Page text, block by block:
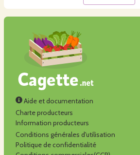
Aide et documentation
Charte producteurs
Information producteurs
Conditions générales d'utilisation
Politique de confidentialité